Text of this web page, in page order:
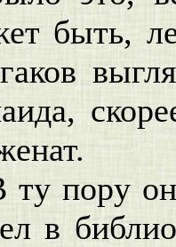
быть,
ту пору
в